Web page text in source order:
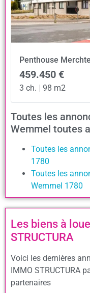
Penthouse
459.450 €
3 ch. 98 m2
Toutes les
Wemmel toutes
Toutes les
1780
Toutes les
Wemmel 1780
Les biens à
STRUCTURA
Voici les dernières
IMMO STRUCTURA
partenaires